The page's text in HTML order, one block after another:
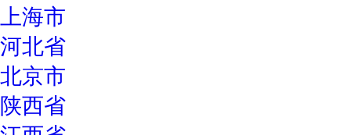
上海市
河北省
北京市
陕西省